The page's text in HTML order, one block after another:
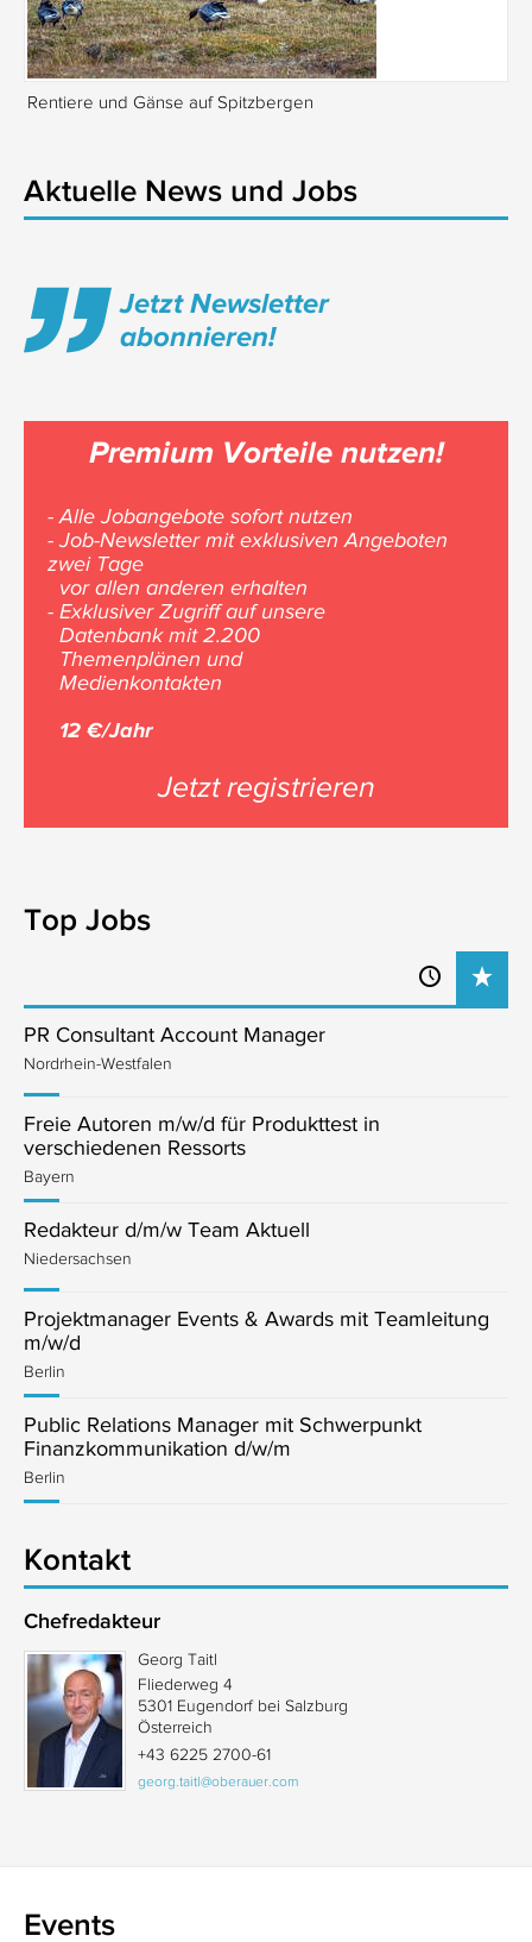
Rentiere und Gänse auf Spitzbergen
Aktuelle News und Jobs
Jetzt Newsletter
abonnieren!
Premium Vorteile nutzen!
- Alle Jobangebote sofort nutzen
- Job-Newsletter mit exklusiven Angeboten
zwei Tage
vor allen anderen erhalten
- Exklusiver Zugriff auf unsere
Datenbank mit 2.200
Themenplänen und
Medienkontakten
12 €/Jahr
Jetzt registrieren
Top Jobs
PR Consultant Account Manager
Nordrhein-Westfalen
Freie Autoren m/w/d für Produkttest in
verschiedenen Ressorts
Bayern
Redakteur d/m/w Team Aktuell
Niedersachsen
Projektmanager Events & Awards mit Teamleitung
m/w/d
Berlin
Public Relations Manager mit Schwerpunkt
Finanzkommunikation d/w/m
Berlin
Kontakt
Chefredakteur
Georg Taitl
Fliederweg 4
5301 Eugendorf bei Salzburg
Österreich
+43 6225 2700-61
georg.taitl@oberauer.com
Events